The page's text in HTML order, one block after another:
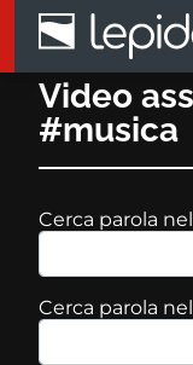
Salta al contenuto
Video
#musica
Cerca parola
Cerca parola